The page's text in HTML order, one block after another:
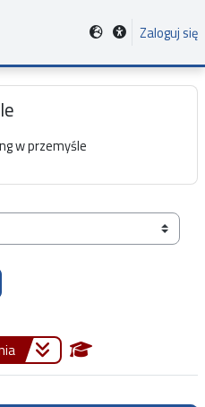
Zaloguj się
w przemyśle
lub prowadzącego
przedmioty wg nazwy,